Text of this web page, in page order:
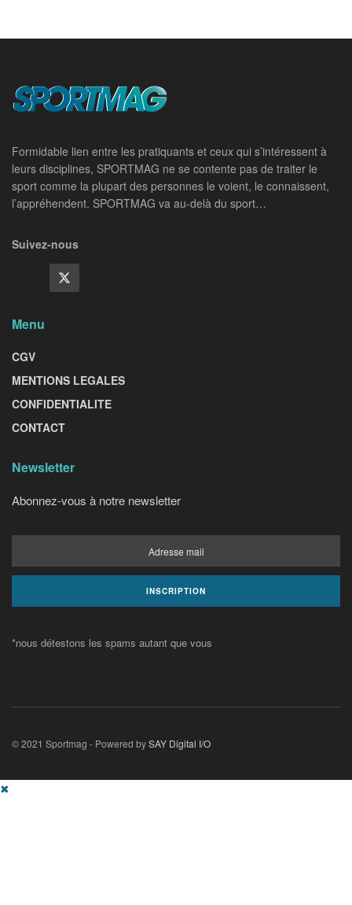
Formidable lien entre les pratiquants et ceux qui s’intéressent à
leurs disciplines, SPORTMAG ne se contente pas de traiter le
sport comme la plupart des personnes le voient, le connaissent,
l’appréhendent. SPORTMAG va au-delà du sport…
Suivez-nous
Menu
CGV
MENTIONS LEGALES
CONFIDENTIALITE
CONTACT
Newsletter
Abonnez-vous à notre newsletter
*nous détestons les spams autant que vous
© 2021 Sportmag - Powered bySAY Digital I/O
✖